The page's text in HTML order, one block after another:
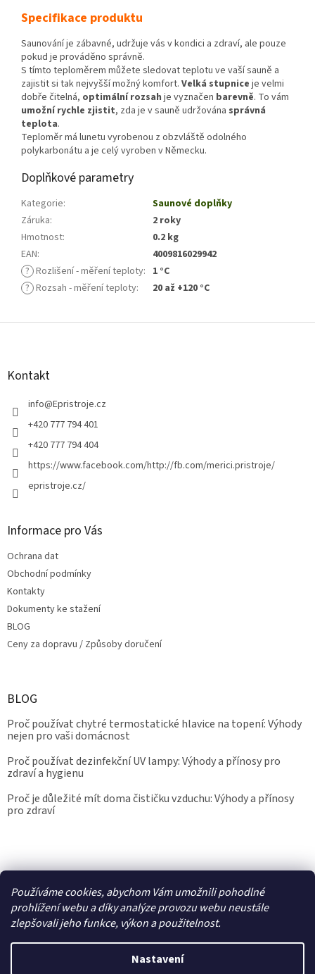
Používáme cookies, abychom Vám umožnili pohodlné
prohlížení webu a díky analýze provozu webu neustále
zlepšovali jeho funkce, výkon a použitelnost.
Nastavení
Specifikace produktu
Saunování je zábavné, udržuje vás v kondici a zdraví, ale pouze
pokud je prováděno správně.
S tímto teploměrem můžete sledovat teplotu ve vaší sauně a
zajistit si tak nejvyšší možný komfort. Velká stupnice je velmi
dobře čitelná, optimální rozsah je vyznačen barevně. To vám
umožní rychle zjistit, zda je v sauně udržována správná
teplota.
Teploměr má lunetu vyrobenou z obzvláště odolného
polykarbonátu a je celý vyroben v Německu.
Doplňkové parametry
Kategorie:
Saunové doplňky
Záruka:
2 roky
Hmotnost:
0.2 kg
EAN:
4009816029942
? Rozlišení - měření teploty: 1 °C
? Rozsah - měření teploty: 20 až +120 °C
Z
Kontakt
info@Epristroje.cz
+420 777 794 401
+420 777 794 404
https://www.facebook.com/http://fb.com/merici.pristroje/
epristroje.cz/
Informace pro Vás
Ochrana dat
Obchodní podmínky
Kontakty
Dokumenty ke stažení
BLOG
Ceny za dopravu / Způsoby doručení
BLOG
Proč používat chytré termostatické hlavice na topení: Výhody
nejen pro vaši domácnost
Proč používat dezinfekční UV lampy: Výhody a přínosy pro
zdraví a hygienu
Proč je důležité mít doma čističku vzduchu: Výhody a přínosy
pro zdraví
Vytvořil Shoptet